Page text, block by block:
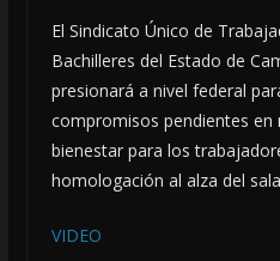
El Sindicato Único de
Bachilleres del Estado de
presionará a nivel federal
compromisos pendientes en
bienestar para los
homologación al alza del
VIDEO